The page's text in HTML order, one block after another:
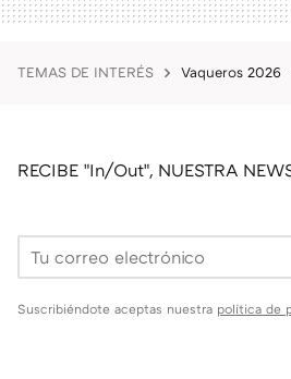
TEMAS DE INTERÉS Vaqueros 2026
RECIBE "In/Out", NUESTRA
Suscribiéndote aceptas nuestra política de